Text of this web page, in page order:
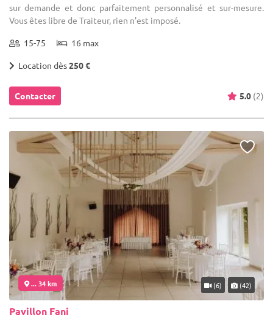
sur demande et donc parfaitement personnalisé et sur-mesure.
Vous êtes libre de Traiteur, rien n'est imposé.
15-75 16 max
Location dès250 €
Contacter 5.0 (2)
... 34 km (6) (42)
Pavillon Fani